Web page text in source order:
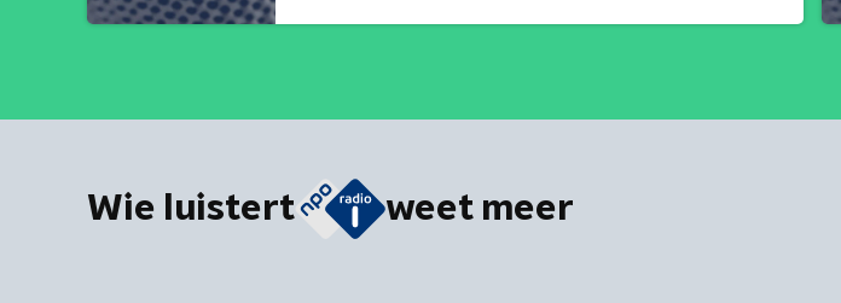
Wie luistert weet meer